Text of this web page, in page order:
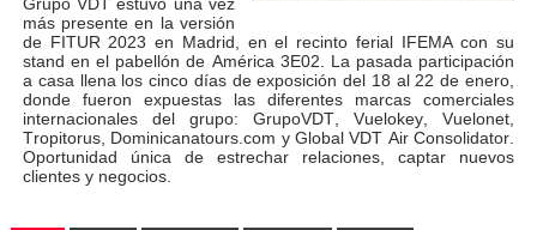
más presente en la versión
de FITUR 2023 en Madrid, en el recinto ferial IFEMA con su
stand en el pabellón de América 3E02. La pasada participación
a casa llena los cinco días de exposición del 18 al 22 de enero,
donde fueron expuestas las diferentes marcas comerciales
internacionales del grupo: GrupoVDT, Vuelokey, Vuelonet,
Tropitorus, Dominicanatours.com y Global VDT Air Consolidator.
Oportunidad única de estrechar relaciones, captar nuevos
clientes y negocios.